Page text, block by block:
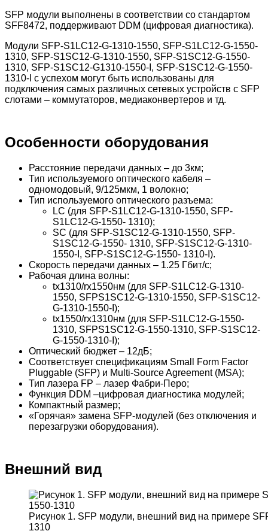
SFP модули выполнены в соответствии со стандартом
SFF8472, поддерживают DDM (цифровая диагностика).
Модули SFP-S1LC12-G-1310-1550, SFP-S1LC12-G-1550-
1310, SFP-S1SC12-G-1310-1550, SFP-S1SC12-G-1550-
1310, SFP-S1SC12-G1310-1550-I, SFP-S1SC12-G-1550-
1310-I с успехом могут быть использованы для
подключения самых различных сетевых устройств с SFP
слотами – коммутаторов, медиаконвертеров и тд.
Особенности оборудования
Расстояние передачи данных – до 3км;
Тип используемого оптического кабеля –
одномодовый, 9/125мкм, 1 волокно;
Тип используемого оптического разъема:
LC (для SFP-S1LC12-G-1310-1550, SFP-
S1LC12-G-1550- 1310);
SC (для SFP-S1SC12-G-1310-1550, SFP-
S1SC12-G-1550- 1310, SFP-S1SC12-G-1310-
1550-I, SFP-S1SC12-G-1550- 1310-I).
Скорость передачи данных – 1.25 Гбит/с;
Рабочая длина волны:
tx1310/rx1550нм (для SFP-S1LC12-G-1310-
1550, SFPS1SC12-G-1310-1550, SFP-S1SC12-
G-1310-1550-I);
tx1550/rx1310нм (для SFP-S1LC12-G-1550-
1310, SFPS1SC12-G-1550-1310, SFP-S1SC12-
G-1550-1310-I);
Оптический бюджет – 12дБ;
Соответствует спецификациям Small Form Factor
Pluggable (SFP) и Multi-Source Agreement (MSA);
Тип лазера FP – лазер Фабри-Перо;
Функция DDM –цифровая диагностика модулей;
Компактный размер;
«Горячая» замена SFP-модулей (без отключения и
перезагрузки оборудования).
Внешний вид
Рисунок 1. SFP модули, внешний вид на примере
1310